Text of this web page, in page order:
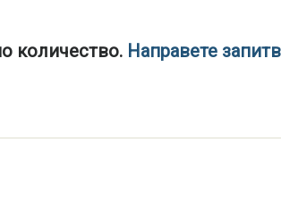
количество. Hаправете